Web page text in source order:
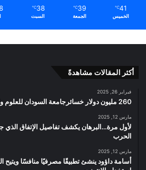
41
℃
الخميس
39
℃
الجمعة
38
℃
السبت
أكثر المقالات مشاهدةً
فبراير 26, 2025
260 مليون دولار خسائرجامعة السودان للعلوم والتكنولوجيا جراء الحرب
مارس 12, 2025
لأول مرة…البرهان يكشف تفاصيل الإتفاق الذي
الحرب
مارس 12, 2025
أسامة داؤود ينشئ تطبيقًا مصرفيًا منافسًا ويتيح